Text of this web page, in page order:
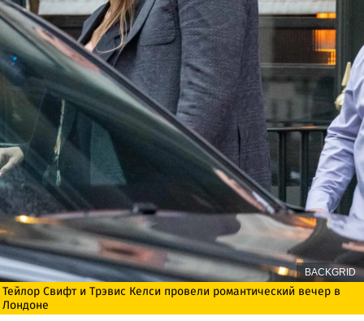
BACKGRID
Тейлор Свифт и Трэвис Келси провели романтический вечер в
Лондоне